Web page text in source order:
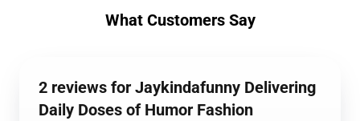
What Customers Say
2 reviews for Jaykindafunny Delivering
Daily Doses of Humor Fashion